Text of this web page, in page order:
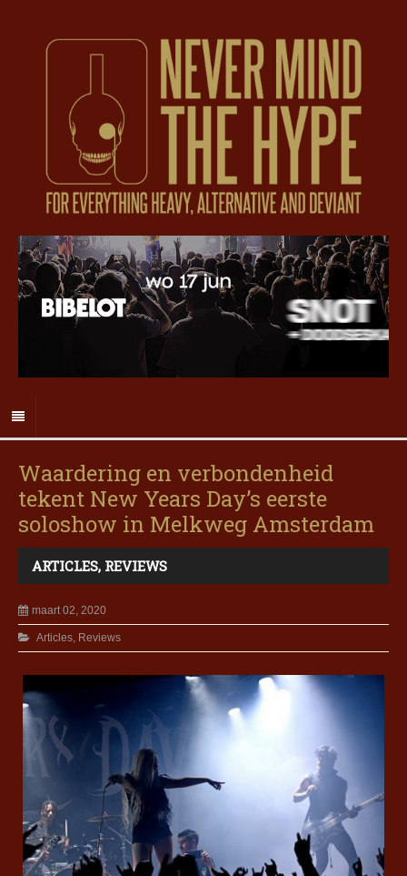
Waardering en verbondenheid
tekent New Years Day’s eerste
soloshow in Melkweg Amsterdam
ARTICLES, REVIEWS
maart 02, 2020
Articles, Reviews